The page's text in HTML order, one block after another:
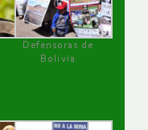
Defensoras de
Bolivia